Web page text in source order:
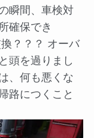
瞬間、車検対
確保でき
？？？ オーバ
頭を過りまし
、何も悪くな
路につくこと